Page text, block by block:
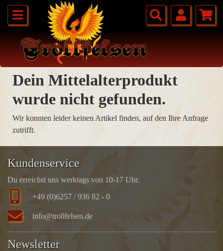
Dein Mittelalterprodukt
wurde nicht gefunden.
Wir konnten leider keinen Artikel finden, auf den Ihre Anfrage
zutrifft.
Kundenservice
Du erreichst uns werktags von 10-17 Uhr.
+49 (0)6257 / 936 82 - 0
info@trollfelsen.de
Newsletter